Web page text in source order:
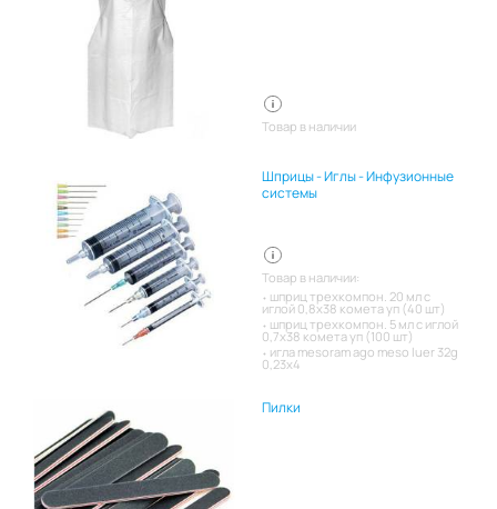
Товар в наличии
Шприцы - Иглы - Инфузионные
системы
Товар в наличии:
шприц трехкомпон. 20 мл с
иглой 0,8х38 комета уп (40 шт)
шприц трехкомпон. 5 мл с иглой
0,7х38 комета уп (100 шт)
игла mesoram ago meso luer 32g
0,23x4
Пилки